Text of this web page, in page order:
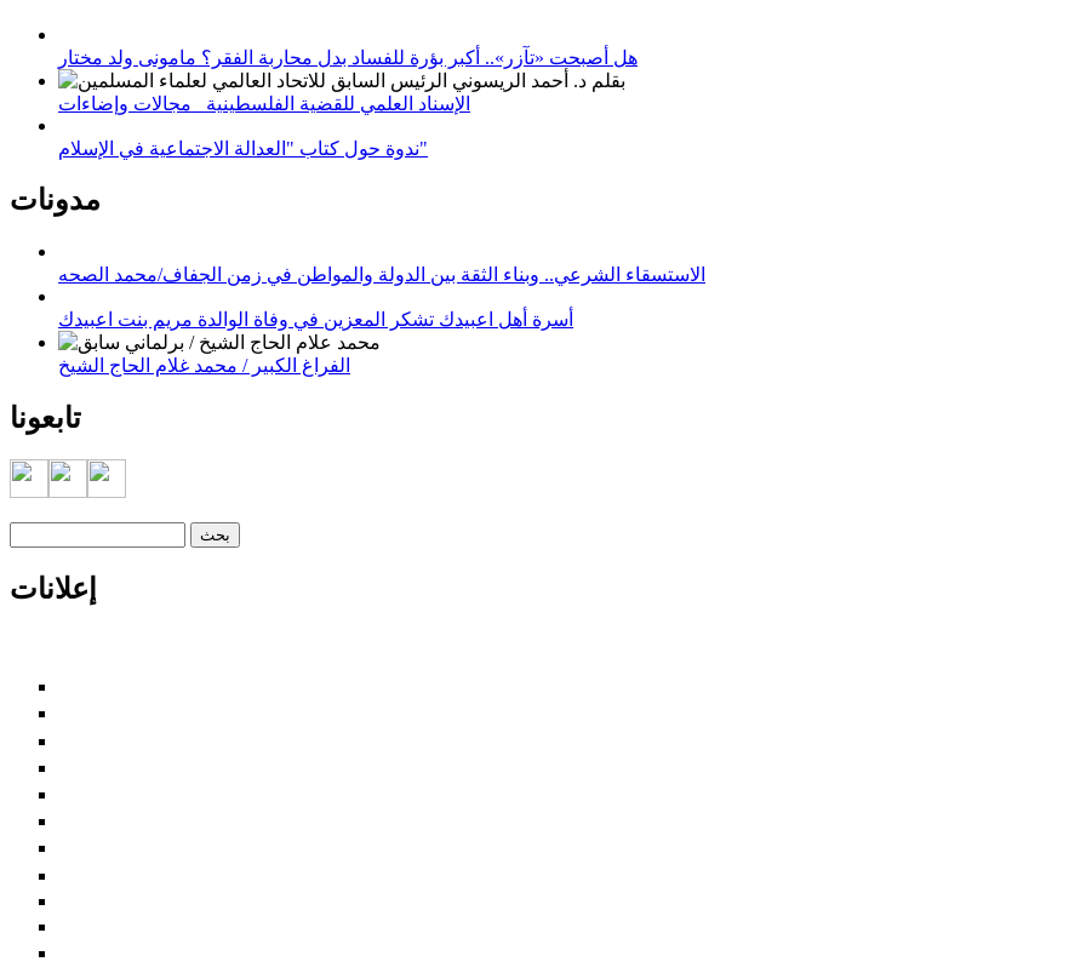
هل أصبحت «تآزر».. أكبر بؤرة للفساد بدل محاربة الفقر؟ مامونى ولد مختار
الإسناد العلمي للقضية الفلسطينية_ مجالات وإضاءات
ندوة حول كتاب "العدالة الاجتماعية في الإسلام"
مدونات
الاستسقاء الشرعي.. وبناء الثقة بين الدولة والمواطن في زمن الجفاف/محمد الصحه
أسرة أهل اعبيدك تشكر المعزين في وفاة الوالدة مريم بنت اعبيدك
الفراغ الكبير / محمد غلام الحاج الشيخ
تابعونا
إعلانات